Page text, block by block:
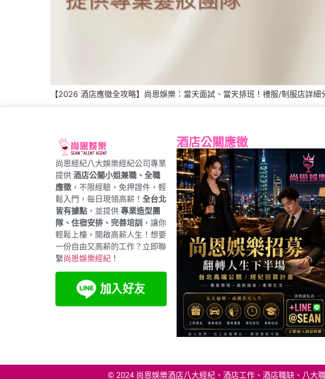
【2026 酒店應徵全攻略】尚恩娛樂：當天面試、當天排班！禮服/制服店詳
尚恩經紀八大娛樂經紀公司專業
提供 酒店公關小姐兼職、全職
應徵 ，不限經驗，免押證件，輕
鬆入門，每日現領高薪！ 全台北
皆有據點 ，並提供 專業造型團
隊、住宿安排、完善培訓
，讓你
輕鬆上檯，開啟高薪人生！想要
一份自由又高薪的工作？立即聯
繫尚恩娛樂經紀 ！
酒店公關應徵
© 2024 尚恩娛樂酒店八大經紀、酒店工作、酒店職缺、八大